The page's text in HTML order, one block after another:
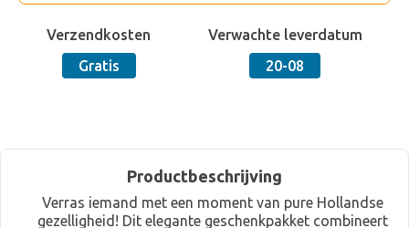
Verzendkosten
Gratis
Verwachte leverdatum
20-08
Productbeschrijving
Verras iemand met een moment van pure Hollandse
gezelligheid! Dit elegante geschenkpakket combineert